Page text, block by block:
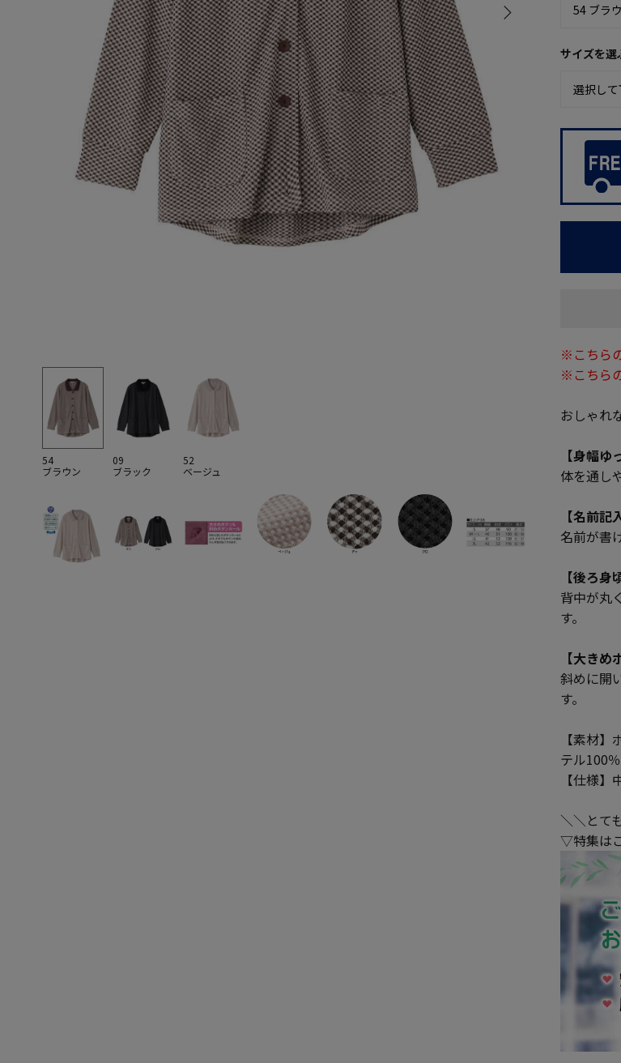
54
ブラウン
09
ブラック
52
ベージュ
サイズを選
※こちら
※こちら
おしゃれ
【身幅ゆ
体を通し
【名前記
名前が書
【後ろ身
背中が丸
す。
【大きめ
斜めに開
す。
【素材
テル100％
【仕様
＼＼とて
▽特集は